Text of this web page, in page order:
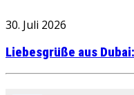
30. Juli 2026
Liebesgrüße aus